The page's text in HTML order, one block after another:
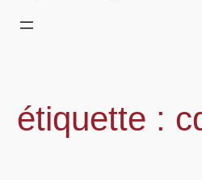
étiquette :